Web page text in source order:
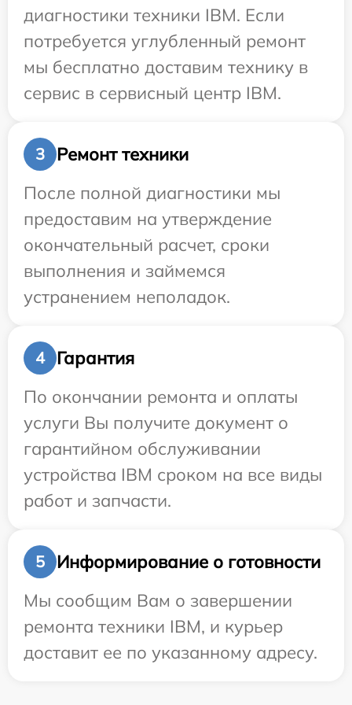
диагностики техники IBM. Если
потребуется углубленный ремонт
мы бесплатно доставим технику в
сервис в сервисный центр IBM.
3
Ремонт техники
После полной диагностики мы
предоставим на утверждение
окончательный расчет, сроки
выполнения и займемся
устранением неполадок.
4
Гарантия
По окончании ремонта и оплаты
услуги Вы получите документ о
гарантийном обслуживании
устройства IBM сроком на все виды
работ и запчасти.
5
Информирование о готовности
Мы сообщим Вам о завершении
ремонта техники IBM, и курьер
доставит ее по указанному адресу.